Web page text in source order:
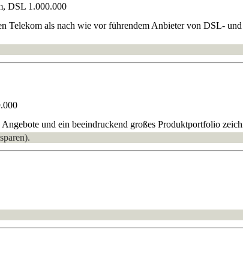
DSL 1.000.000
Telekom als nach wie vor führendem Anbieter von DSL-
und ein beeindruckend großes Produktportfolio